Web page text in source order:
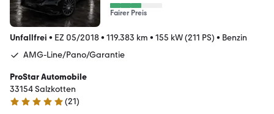
Fairer Preis
Unfallfrei • EZ 05/2018• 119.383 km • 155 kW (211 PS) • Benzin
AMG-Line/Pano/Garantie
ProStar Automobile
33154 Salzkotten
4.9 Sterne
(21)